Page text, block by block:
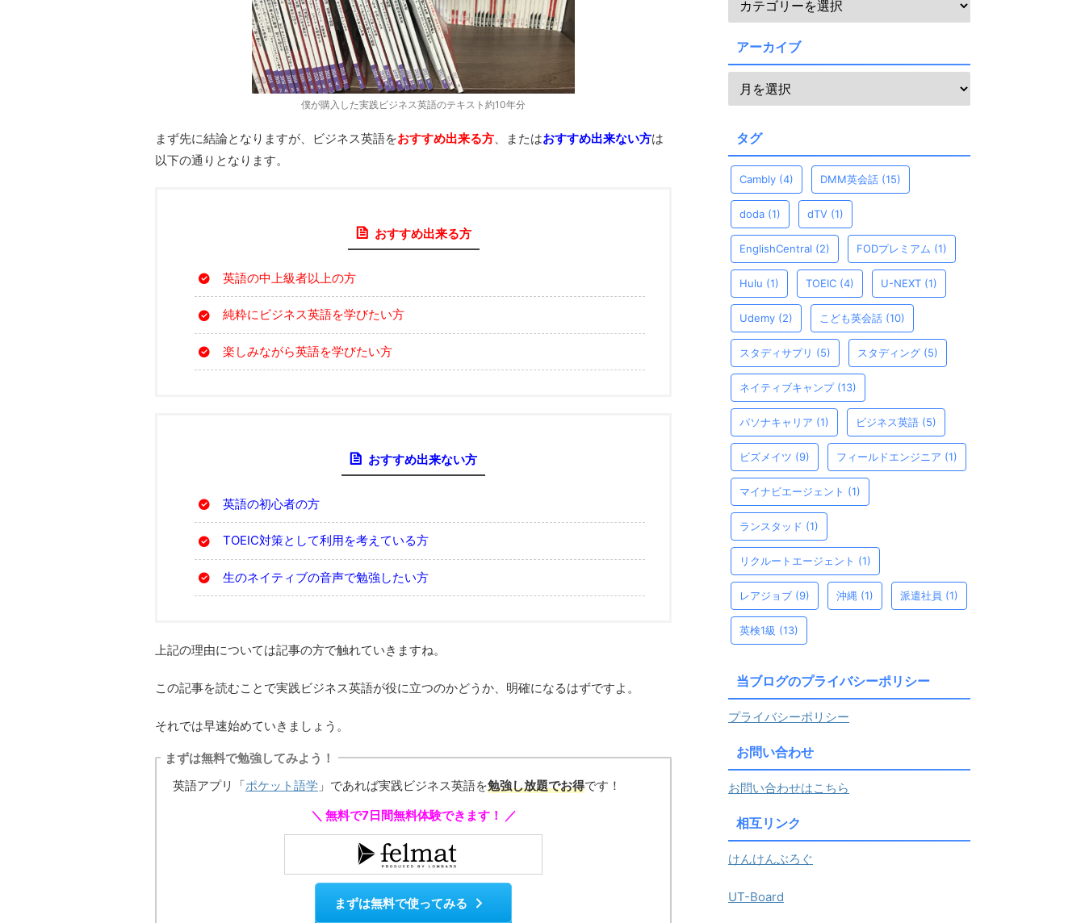
僕が購入した実践ビジネス英語のテキスト約10年分
まず先に結論となりますが、ビジネス英語をおすすめ出来る方、またはおすすめ出来ない方は
以下の通りとなります。
おすすめ出来る方
英語の中上級者以上の方
純粋にビジネス英語を学びたい方
楽しみながら英語を学びたい方
おすすめ出来ない方
英語の初心者の方
TOEIC対策として利用を考えている方
生のネイティブの音声で勉強したい方
上記の理由については記事の方で触れていきますね。
この記事を読むことで実践ビジネス英語が役に立つのかどうか、明確になるはずですよ。
それでは早速始めていきましょう。
まずは無料で勉強してみよう！
英語アプリ「ポケット語学 」であれば実践ビジネス英語を勉強し放題でお得です！
＼ 無料で7日間無料体験できます！ ／
まずは無料で使ってみる
アーカイブ
タグ
Cambly (4) DMM英会話 (15)
doda (1) dTV (1)
EnglishCentral (2) FODプレミアム (1)
Hulu (1) TOEIC (4) U-NEXT (1)
Udemy (2) こども英会話 (10)
スタディサプリ (5) スタディング (5)
ネイティブキャンプ(13)
パソナキャリア (1) ビジネス英語 (5)
ビズメイツ (9) フィールドエンジニア (1)
マイナビエージェント (1)
ランスタッド (1)
リクルートエージェント (1)
レアジョブ (9) 沖縄 (1) 派遣社員 (1)
英検1級 (13)
当ブログのプライバシーポリシー
プライバシーポリシー
お問い合わせ
お問い合わせはこちら
相互リンク
けんけんぶろぐ
UT-Board